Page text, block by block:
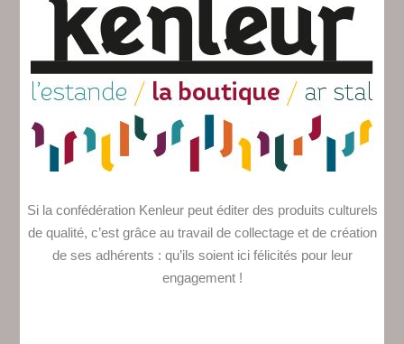
Si la confédération Kenleur peut éditer des produits culturels
de qualité, c’est grâce au travail de collectage et de création
de ses adhérents : qu’ils soient ici félicités pour leur
engagement !